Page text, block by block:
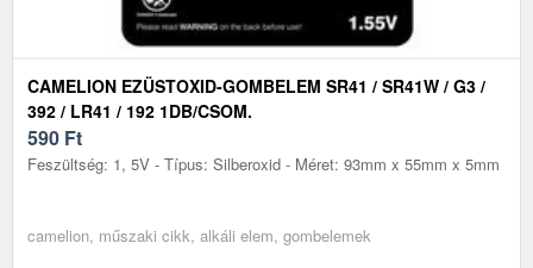
CAMELION EZÜSTOXID-GOMBELEM SR41 / SR41W / G3 /
392 / LR41 / 192 1DB/CSOM.
590 Ft
Feszültség: 1, 5V - Típus: Silberoxid - Méret: 93mm x 55mm x 5mm
camelion, műszaki cikk, alkáli elem, gombelemek